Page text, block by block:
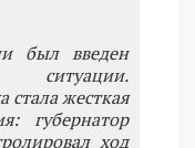
был введен
ситуации.
жесткая
губернатор
ход